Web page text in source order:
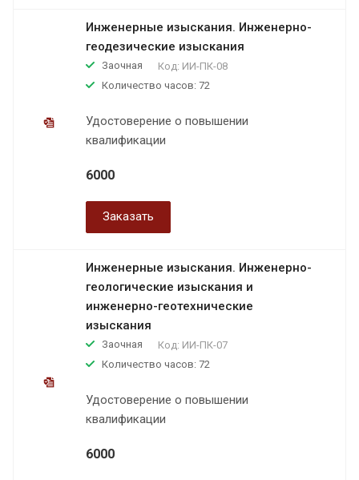
Инженерные изыскания. Инженерно-
геодезические изыскания
Заочная Код: ИИ-ПК-08
Количество часов: 72
Удостоверение о повышении
квалификации
6000
Заказать
Инженерные изыскания. Инженерно-
геологические изыскания и
инженерно-геотехнические
изыскания
Заочная Код: ИИ-ПК-07
Количество часов: 72
Удостоверение о повышении
квалификации
6000